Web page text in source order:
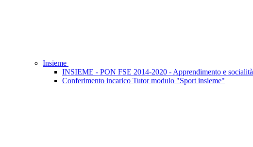
Insieme
INSIEME - PON FSE 2014-2020 - Apprendimento e socialità
Conferimento incarico Tutor modulo "Sport insieme"